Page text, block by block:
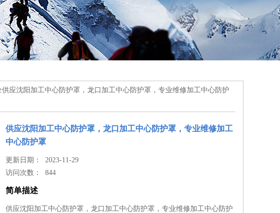
供应沈阳加工中心防护罩，龙口加工中心防护罩，专业维修加工中心防护
供应沈阳加工中心防护罩，龙口加工中心防护罩，专业维修加工
中心防护罩
更新日期： 2023-11-29
访问次数：844
简单描述
供应沈阳加工中心防护罩，龙口加工中心防护罩，专业维修加工中心防护